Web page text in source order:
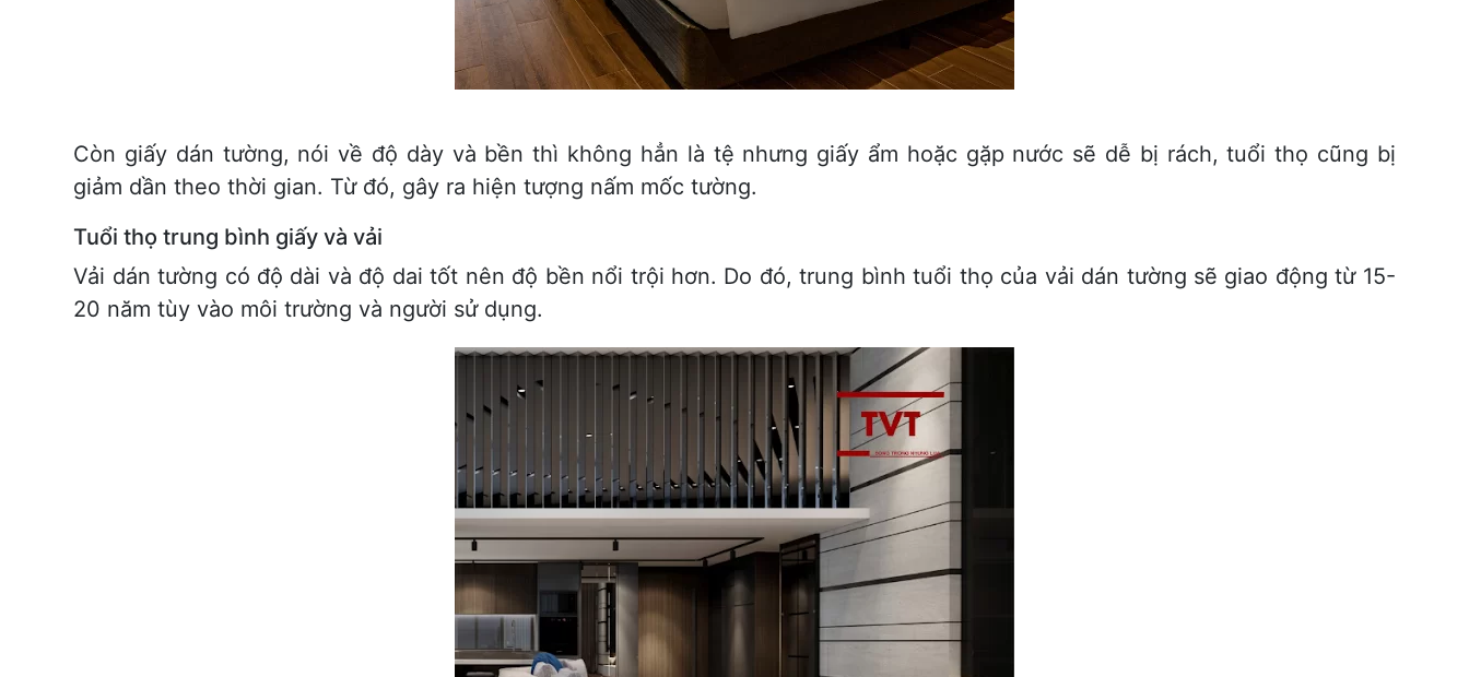
Còn giấy dán tường, nói về độ dày và bền thì không hẳn là tệ nhưng giấy ẩm hoặc gặp nước sẽ dễ bị rách, tuổi thọ cũng bị
giảm dần theo thời gian. Từ đó, gây ra hiện tượng nấm mốc tường.
Tuổi thọ trung bình giấy và vải
Vải dán tường có độ dài và độ dai tốt nên độ bền nổi trội hơn. Do đó, trung bình tuổi thọ của vải dán tường sẽ giao động từ 15-
20 năm tùy vào môi trường và người sử dụng.